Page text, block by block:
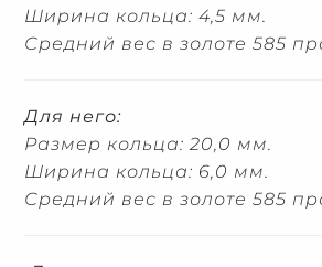
Ширина кольца: 4,5 мм.
Средний вес в золоте 585
Для него:
Размер кольца: 20,0 мм.
Ширина кольца: 6,0 мм.
Средний вес в золоте 585